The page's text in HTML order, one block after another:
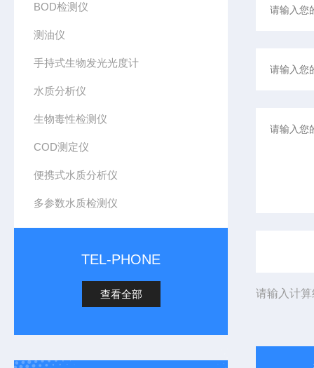
BOD检测仪
测油仪
手持式生物发光光度计
水质分析仪
生物毒性检测仪
COD测定仪
便携式水质分析仪
多参数水质检测仪
TEL-PHONE
查看全部 请输入计